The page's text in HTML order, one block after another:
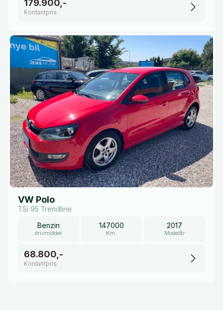
179.900,-
Kontantpris
VW Polo
TSi 95 Trendline
Benzin
drivmiddel
147000
Km.
2017
Modelår
68.800,-
Kontantpris